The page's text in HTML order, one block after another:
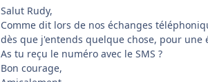
Salut Rudy,
Comme dit lors de nos échanges
dès que j'entends quelque chose, pour une
As tu reçu le numéro avec le SMS ?
Bon courage,